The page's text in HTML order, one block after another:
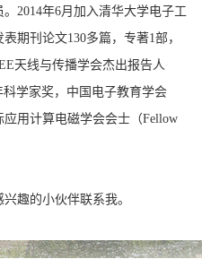
2014年6月加入清华大学电子工
期刊论文130多篇，专著1部，
天线与传播学会杰出报告人
科学家奖，中国电子教育学会
用计算电磁学会会士（Fellow
趣的小伙伴联系我。